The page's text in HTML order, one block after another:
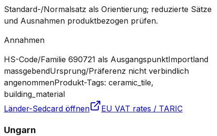
Standard-/Normalsatz als Orientierung; reduzierte Sätze
und Ausnahmen produktbezogen prüfen.
Annahmen
HS-Code/Familie 690721 als AusgangspunktImportland
massgebendUrsprung/Präferenz nicht verbindlich
angenommenProdukt-Tags: ceramic_tile,
building_material
Länder-Sedcard öffnen
EU VAT rates / TARIC
Ungarn